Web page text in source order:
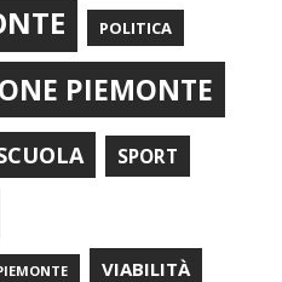
POLITICA
PIEMONTE
SPORT
VIABILITÀ